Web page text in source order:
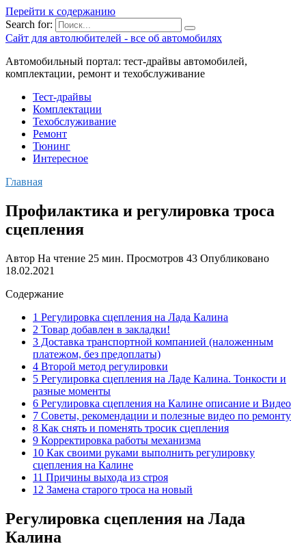
Перейти к содержанию
Search for:
Сайт для автолюбителей - все об автомобилях
Автомобильный портал: тест-драйвы автомобилей,
комплектации, ремонт и техобслуживание
Тест-драйвы
Комплектации
Техобслуживание
Ремонт
Тюнинг
Интересное
Главная
Профилактика и регулировка троса
сцепления
Автор На чтение 25 мин. Просмотров 43 Опубликовано
18.02.2021
Содержание
1 Регулировка сцепления на Лада Калина
2 Товар добавлен в закладки!
3 Доставка транспортной компанией (наложенным
платежом, без предоплаты)
4 Второй метод регулировки
5 Регулировка сцепления на Ладе Калина. Тонкости и
разные моменты
6 Регулировка сцепления на Калине описание и Видео
7 Советы, рекомендации и полезные видео по ремонту
8 Как снять и поменять тросик сцепления
9 Корректировка работы механизма
10 Как своими руками выполнить регулировку
сцепления на Калине
11 Причины выхода из строя
12 Замена старого троса на новый
Регулировка сцепления на Лада
Калина